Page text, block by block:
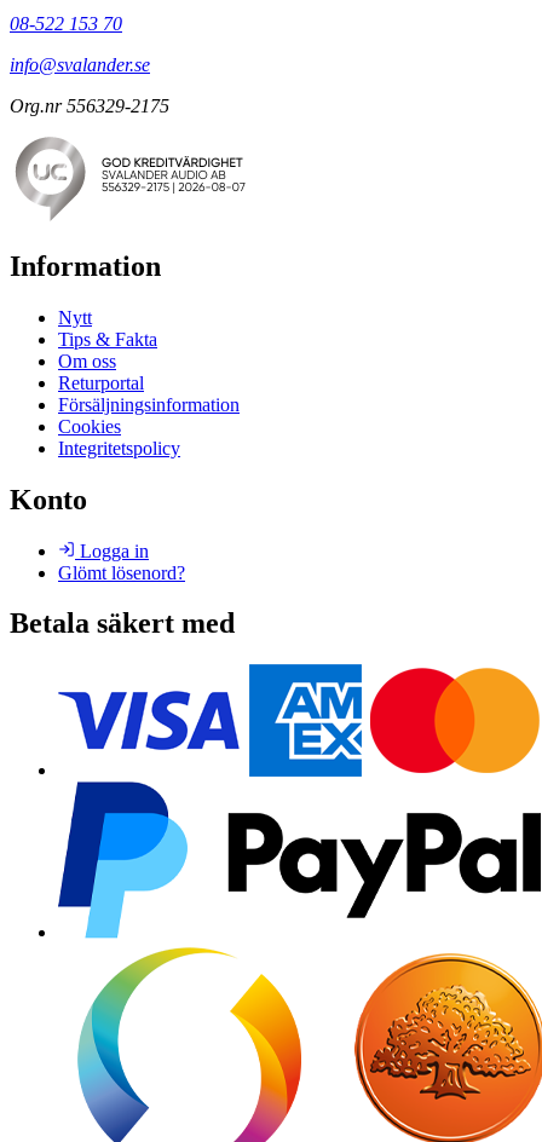
08-522 153 70
info@svalander.se
Org.nr 556329-2175
Information
Nytt
Tips & Fakta
Om oss
Returportal
Försäljningsinformation
Cookies
Integritetspolicy
Konto
Logga in
Glömt lösenord?
Betala säkert med